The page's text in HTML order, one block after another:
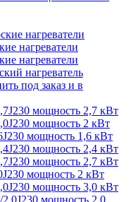
нагреватели
нагреватели
нагреватели
нагреватель
под заказ и в
мощность 2,7 кВт
мощность 2 кВт
мощность 1,6 кВт
мощность 2,4 кВт
мощность 2,7 кВт
мощность 2 кВт
мощность 3,0 кВт
мощность 2,0